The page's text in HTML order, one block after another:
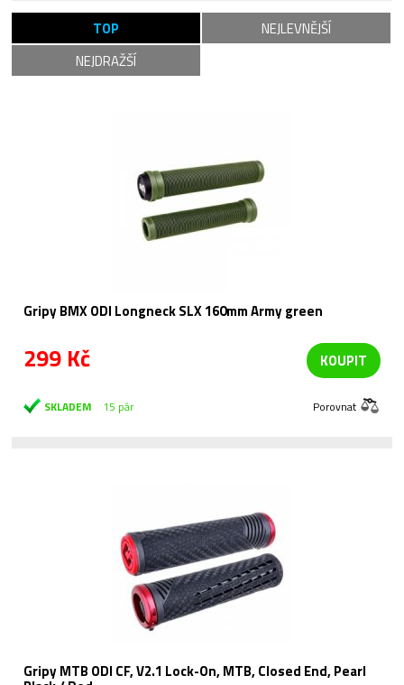
TOP
NEJLEVNĚJŠÍ
NEJDRAŽŠÍ
Gripy BMX ODI Longneck SLX 160mm Army green
299 Kč KOUPIT
SKLADEM 15 pár Porovnat
Gripy MTB ODI CF, V2.1 Lock-On, MTB, Closed End, Pearl